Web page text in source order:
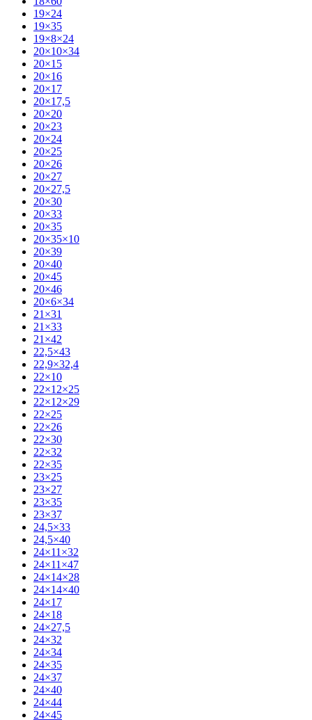
19×24
19×35
19×8×24
20×10×34
20×15
20×16
20×17
20×17,5
20×20
20×23
20×24
20×25
20×26
20×27
20×27,5
20×30
20×33
20×35
20×35×10
20×39
20×40
20×45
20×46
20×6×34
21×31
21×33
21×42
22,5×43
22,9×32,4
22×10
22×12×25
22×12×29
22×25
22×26
22×30
22×32
22×35
23×25
23×27
23×35
23×37
24,5×33
24,5×40
24×11×32
24×11×47
24×14×28
24×14×40
24×17
24×18
24×27,5
24×32
24×34
24×35
24×37
24×40
24×44
24×45